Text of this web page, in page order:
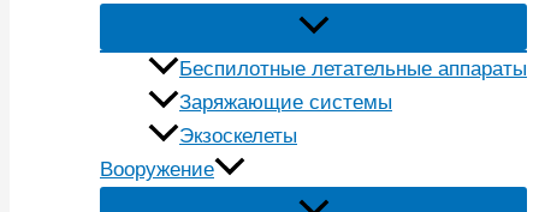
Беспилотные летательные аппараты
Заряжающие системы
Экзоскелеты
Вооружение